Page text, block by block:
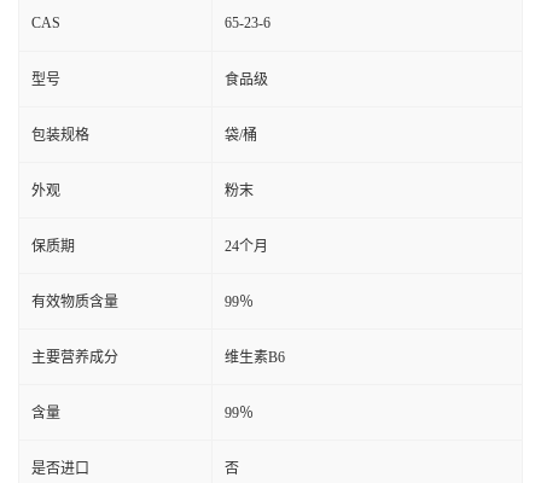
CAS 65-23-6
型号 食品级
包装规格 袋/桶
外观 粉末
保质期 24个月
有效物质含量 99％
主要营养成分 维生素B6
含量 99％
是否进口 否